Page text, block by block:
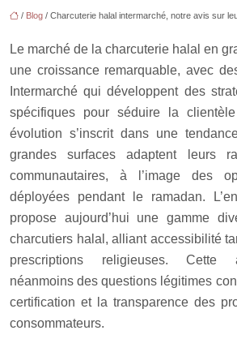
/ Blog / Charcuterie halal intermarché, notre avis sur
Le marché de la charcuterie halal en
une croissance remarquable, avec
Intermarché qui développent des
spécifiques pour séduire la
évolution s’inscrit dans une
grandes surfaces adaptent leurs
communautaires, à l’image des
déployées pendant le ramadan.
propose aujourd’hui une gamme
charcutiers halal, alliant accessibilité
prescriptions religieuses. Cette
néanmoins des questions légitimes
certification et la transparence des
consommateurs.